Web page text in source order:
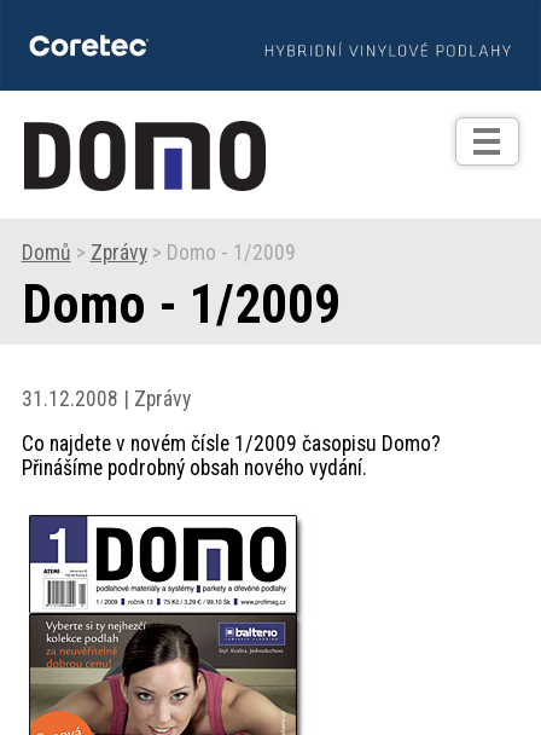
TIPY
Zprávy
Praxe
Produkty
Prodejní
akce
ProfiMag
Kontakt
Domů > Zprávy> Domo - 1/2009
Domo - 1/2009
31.12.2008 | Zprávy
Co najdete v novém čísle 1/2009 časopisu Domo?
Přinášíme podrobný obsah nového vydání.